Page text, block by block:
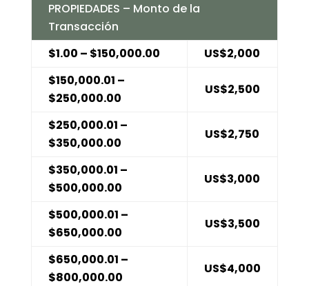
PROPIEDADES – Monto de la
Transacción
$1.00 – $150,000.00
US$2,000
$150,000.01 –
$250,000.00
US$2,500
$250,000.01 –
$350,000.00
US$2,750
$350,000.01 –
$500,000.00
US$3,000
$500,000.01 –
$650,000.00
US$3,500
$650,000.01 –
$800,000.00
US$4,000